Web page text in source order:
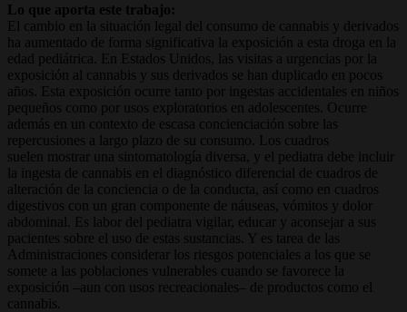
Lo que aporta este trabajo:
El cambio en la situación legal del consumo de cannabis y derivados
ha aumentado de forma significativa la exposición a esta droga en la
edad pediátrica. En Estados Unidos, las visitas a urgencias por la
exposición al cannabis y sus derivados se han duplicado en pocos
años. Esta exposición ocurre tanto por ingestas accidentales en niños
pequeños como por usos exploratorios en adolescentes. Ocurre
además en un contexto de escasa concienciación sobre las
repercusiones a largo plazo de su consumo. Los cuadros
suelen mostrar una sintomatología diversa, y el pediatra debe incluir
la ingesta de cannabis en el diagnóstico diferencial de cuadros de
alteración de la conciencia o de la conducta, así como en cuadros
digestivos con un gran componente de náuseas, vómitos y dolor
abdominal. Es labor del pediatra vigilar, educar y aconsejar a sus
pacientes sobre el uso de estas sustancias. Y es tarea de las
Administraciones considerar los riesgos potenciales a los que se
somete a las poblaciones vulnerables cuando se favorece la
exposición –aun con usos recreacionales– de productos como el
cannabis.